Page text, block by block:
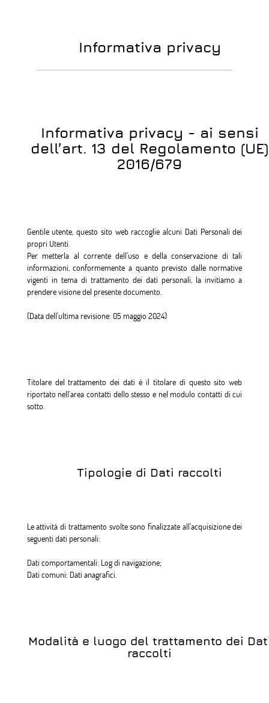
Informativa privacy
Informativa privacy - ai sensi
dell’art. 13 del Regolamento (UE)
2016/679
Gentile utente, questo sito web raccoglie alcuni Dati Personali dei
propri Utenti.
Per metterla al corrente dell'uso e della conservazione di tali
informazioni, conformemente a quanto previsto dalle normative
vigenti in tema di trattamento dei dati personali, la invitiamo a
prendere visione del presente documento.
(Data dell'ultima revisione: 05 maggio 2024)
Titolare del trattamento dei dati è il titolare di questo sito web
riportato nell’area contatti dello stesso e nel modulo contatti di cui
sotto.
Tipologie di Dati raccolti
Le attività di trattamento svolte sono finalizzate all'acquisizione dei
seguenti dati personali:
Dati comportamentali: Log di navigazione;
Dati comuni: Dati anagrafici.
Modalità e luogo del trattamento dei
raccolti